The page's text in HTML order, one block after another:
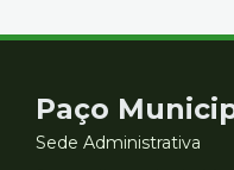
Contato
Paço
Sede Administrativa